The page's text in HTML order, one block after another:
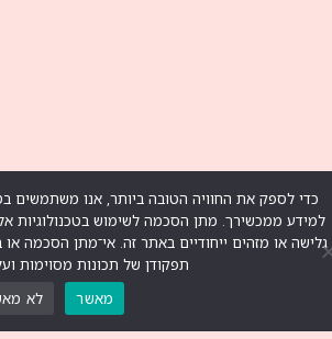
הטובה ביותר, אנו משתמשים בטכנולוגיות כמו קוקיז
הסכמה לשימוש בטכנולוגיות אלו יאפשר לנו לעבד
באתר זה. אי־מתן הסכמה או ביטול הסכמה
תפקודן של תכונות מסוימות ועל חוויית השימוש.